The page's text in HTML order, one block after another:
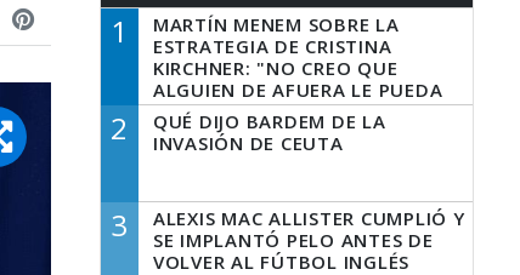
1
MARTÍN MENEM SOBRE LA
ESTRATEGIA DE CRISTINA
KIRCHNER: "NO CREO QUE
ALGUIEN DE AFUERA LE PUEDA
DECIR A LA JUSTICIA LO QUE
TIENE QUE HACER"
2
QUÉ DIJO BARDEM DE LA
INVASIÓN DE CEUTA
3
ALEXIS MAC ALLISTER CUMPLIÓ Y
SE IMPLANTÓ PELO ANTES DE
VOLVER AL FÚTBOL INGLÉS